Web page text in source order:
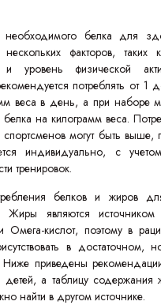
необходимого белка для
нескольких факторов, таких
и уровень физической
потреблять от 1
веса в день, а при наборе
на килограмм веса.
спортсменов могут быть выше,
индивидуально, с
тренировок.
белков и жиров
Жиры являются источником
Омега-кислот, поэтому в
в достаточном,
Ниже приведены
а таблицу содержания
найти в другом источнике.